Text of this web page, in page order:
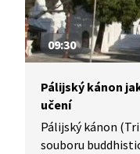
09:30
Pálijský kánon
učení
Pálijský kánon
souboru